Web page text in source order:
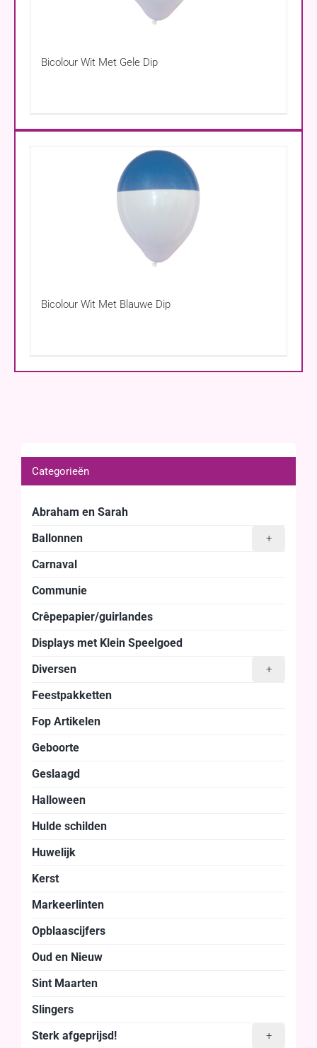
Bicolour Wit Met Gele Dip
Bicolour Wit Met Blauwe Dip
Categorieën
Abraham en Sarah
+
Ballonnen
Carnaval
Communie
Crêpepapier/guirlandes
Displays met Klein Speelgoed
+
Diversen
Feestpakketten
Fop Artikelen
Geboorte
Geslaagd
Halloween
Hulde schilden
Huwelijk
Kerst
Markeerlinten
Opblaascijfers
Oud en Nieuw
Sint Maarten
Slingers
+
Sterk afgeprijsd!